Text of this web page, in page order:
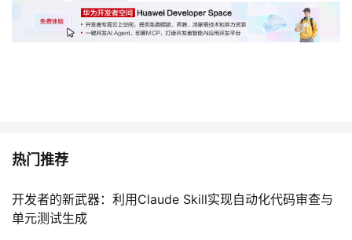
热门推荐
开发者的新武器：利用Claude Skill实现自动化代码审查与
单元测试生成